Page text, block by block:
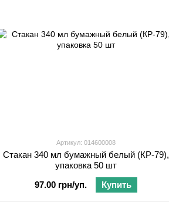
Артикул: 014600008
Стакан 340 мл бумажный белый (КР-79),
упаковка 50 шт
97.00 грн/уп.
Купить